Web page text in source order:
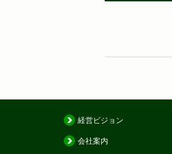
経営ビジョン
会社案内